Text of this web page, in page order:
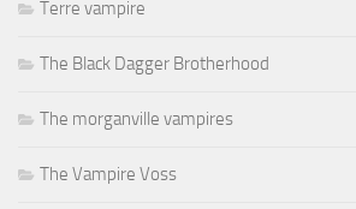
Terre vampire
The Black Dagger Brotherhood
The morganville vampires
The Vampire Voss